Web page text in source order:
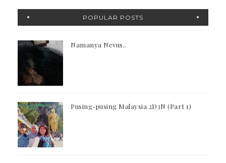
POPULAR POSTS
Namanya Nevus..
Pusing-pusing Malaysia 2D3N (Part 1)